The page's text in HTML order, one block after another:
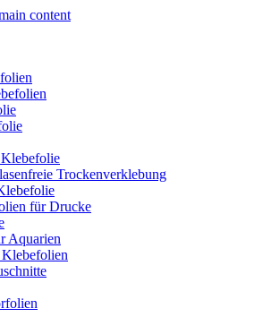
content
Trockenverklebung
für Drucke
Aquarien